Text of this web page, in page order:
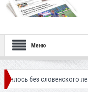
Меню
легионера